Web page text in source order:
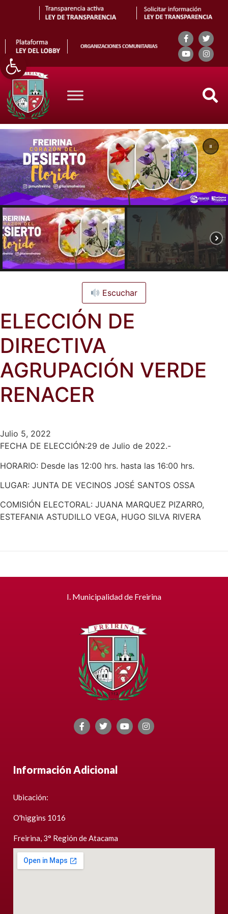
Abrir barra de herramientas
Search
Escuchar
ELECCIÓN DE
DIRECTIVA
AGRUPACIÓN VERDE
RENACER
Julio 5, 2022
FECHA DE ELECCIÓN:29 de Julio de 2022.-
HORARIO: Desde las 12:00 hrs. hasta las 16:00 hrs.
LUGAR: JUNTA DE VECINOS JOSÉ SANTOS OSSA
COMISIÓN ELECTORAL: JUANA MARQUEZ PIZARRO,
ESTEFANIA ASTUDILLO VEGA, HUGO SILVA RIVERA
I. Municipalidad de Freirina
Información Adicional
Ubicación:
O'higgins 1016
Freirina, 3° Región de Atacama